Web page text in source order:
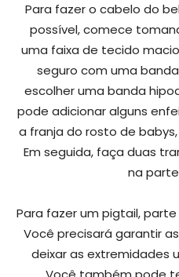
Para fazer o cabelo do
possível, comece
uma faixa de tecido
seguro com uma
escolher uma banda
pode adicionar alguns
a franja do rosto de
Em seguida, faça duas
na
Para fazer um pigtail,
Você precisará garantir
deixar as extremidades